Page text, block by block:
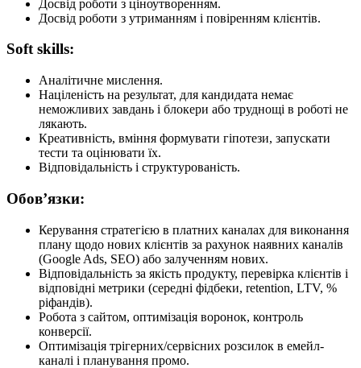
Досвід роботи з ціноутворенням.
Досвід роботи з утриманням і повіренням клієнтів.
Soft skills:
Аналітичне мислення.
Націленість на результат, для кандидата немає
неможливих завдань і блокери або труднощі в роботі не
лякають.
Креативність, вміння формувати гіпотези, запускати
тести та оцінювати їх.
Відповідальність і структурованість.
Обов’язки:
Керування стратегією в платних каналах для виконання
плану щодо нових клієнтів за рахунок наявних каналів
(Google Ads, SEO) або залученням нових.
Відповідальність за якість продукту, перевірка клієнтів і
відповідні метрики (середні фідбеки, retention, LTV, %
ріфандів).
Робота з сайтом, оптимізація воронок, контроль
конверсії.
Оптимізація трігерних/сервісних розсилок в емейл-
каналі і планування промо.